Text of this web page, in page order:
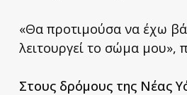
«Θα προτιμούσα να έχω
λειτουργεί το σώμα μου»,
Στους δρόμους της Νέας